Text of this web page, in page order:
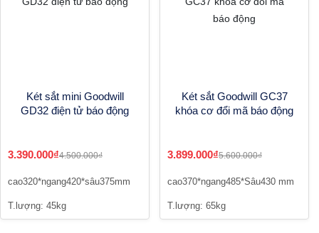
Két sắt mini Goodwill
GD32 điện tử báo động
3.390.000₫4.500.000₫
cao320*ngang420*sâu375mm
T.lượng: 45kg
Két sắt Goodwill GC37
khóa cơ đổi mã báo động
3.899.000₫5.600.000₫
cao370*ngang485*Sâu430 mm
T.lượng: 65kg